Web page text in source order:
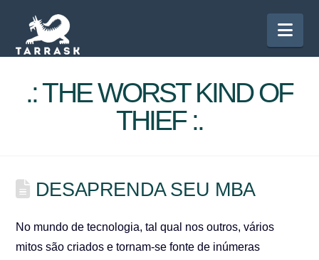
.: THE WORST KIND OF
THIEF :.
DESAPRENDA SEU MBA
No mundo de tecnologia, tal qual nos outros, vários
mitos são criados e tornam-se fonte de inúmeras